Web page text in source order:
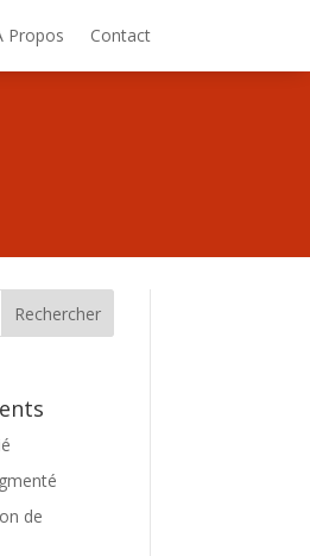
Propos Contact
de